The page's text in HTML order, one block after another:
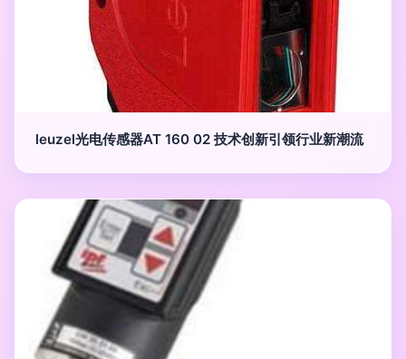
leuzel光电传感器AT 160 02 技术创新引领行业新潮流